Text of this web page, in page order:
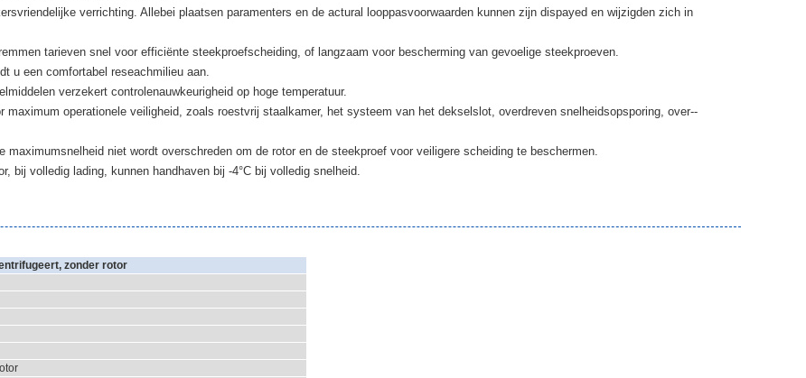
verrichting. Allebei plaatsen paramenters en de actural looppasvoorwaarden kunnen zijn dispayed en wijzigden zich in
tarieven snel voor efficiënte steekproefscheiding, of langzaam voor bescherming van gevoelige steekproeven.
u een comfortabel reseachmilieu aan.
verzekert controlenauwkeurigheid op hoge temperatuur.
maximum operationele veiligheid, zoals roestvrij staalkamer, het systeem van het dekselslot, overdreven snelheidsopsporing, over--
niet wordt overschreden om de rotor en de steekproef voor veiligere scheiding te beschermen.
bij volledig lading, kunnen handhaven bij -4°C bij volledig snelheid.
zonder rotor